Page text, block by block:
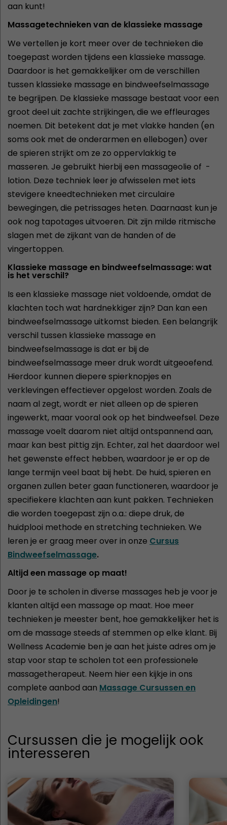
aan kunt!
Massagetechnieken van de klassieke massage
We vertellen je kort meer over de technieken die
toegepast worden tijdens een klassieke massage.
Daardoor is het gemakkelijker om de verschillen
tussen klassieke massage en bindweefselmassage
te begrijpen. De klassieke massage bestaat voor een
groot deel uit zachte strijkingen, die we effleurages
noemen. Dit betekent dat je met vlakke handen (en
soms ook met de onderarmen en ellebogen) over
de spieren strijkt om ze zo oppervlakkig te
masseren. Je gebruikt hierbij een massageolie of -
lotion. Deze techniek leer je afwisselen met iets
stevigere kneedtechnieken met circulaire
bewegingen, die petrissages heten. Daarnaast kun je
ook nog tapotages uitvoeren. Dit zijn milde ritmische
slagen met de zijkant van de handen of de
vingertoppen.
Klassieke massage en bindweefselmassage: wat
is het verschil?
Is een klassieke massage niet voldoende, omdat de
klachten toch wat hardnekkiger zijn? Dan kan een
bindweefselmassage uitkomst bieden. Een belangrijk
verschil tussen klassieke massage en
bindweefselmassage is dat er bij de
bindweefselmassage meer druk wordt uitgeoefend.
Hierdoor kunnen diepere spierknopjes en
verklevingen effectiever opgelost worden. Zoals de
naam al zegt, wordt er niet alleen op de spieren
ingewerkt, maar vooral ook op het bindweefsel. Deze
massage voelt daarom niet altijd ontspannend aan,
maar kan best pittig zijn. Echter, zal het daardoor wel
het gewenste effect hebben, waardoor je er op de
lange termijn veel baat bij hebt. De huid, spieren en
organen zullen beter gaan functioneren, waardoor je
specifiekere klachten aan kunt pakken. Technieken
die worden toegepast zijn o.a.: diepe druk, de
huidplooi methode en stretching technieken. We
leren je er graag meer over in onze Cursus
Bindweefselmassage.
Altijd een massage op maat!
Door je te scholen in diverse massages heb je voor je
klanten altijd een massage op maat. Hoe meer
technieken je meester bent, hoe gemakkelijker het is
om de massage steeds af stemmen op elke klant. Bij
Wellness Academie ben je aan het juiste adres om je
stap voor stap te scholen tot een professionele
massagetherapeut. Neem hier een kijkje in ons
complete aanbod aan Massage Cursussen en
Opleidingen!
Cursussen die je mogelijk ook
interesseren